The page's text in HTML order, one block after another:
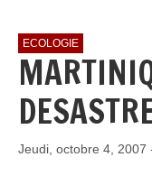
ECOLOGIE
Jeudi, octobre 4, 2007